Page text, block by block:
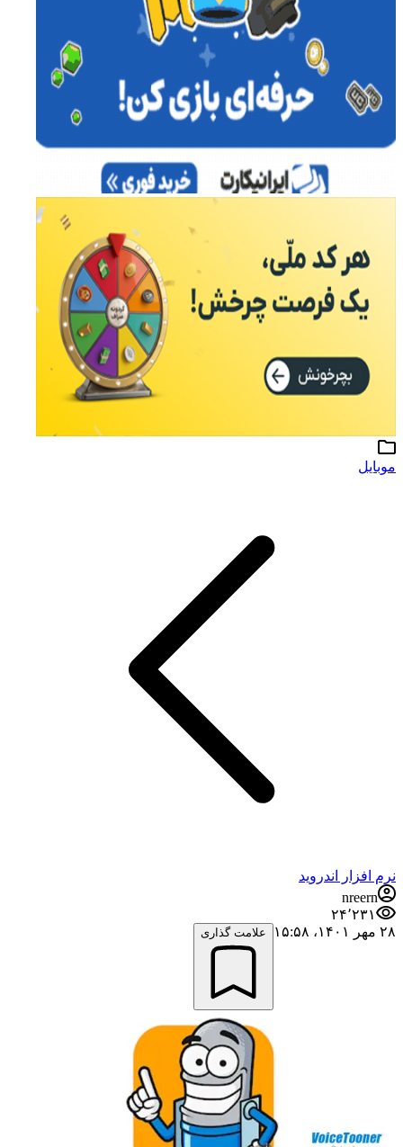
موبایل
نرم افزار اندروید
nreern
۲۴٬۲۳۱
۲۸ مهر ۱۴۰۱،‏ ۱۵:۵۸
علامت گذاری